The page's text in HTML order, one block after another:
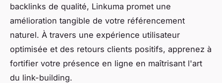
backlinks de qualité, Linkuma promet une
amélioration tangible de votre référencement
naturel. À travers une expérience utilisateur
optimisée et des retours clients positifs, apprenez à
fortifier votre présence en ligne en maîtrisant l'art
du link-building.